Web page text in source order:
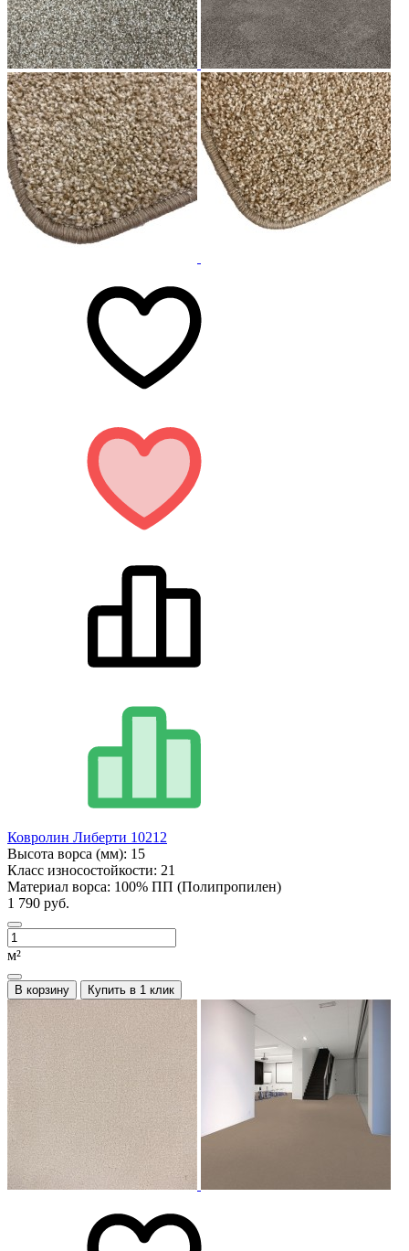
Ковролин Либерти 10212
Высота ворса (мм): 15
Класс износостойкости: 21
Материал ворса: 100% ПП (Полипропилен)
1 790 руб.
м²
В корзину Купить в 1 клик